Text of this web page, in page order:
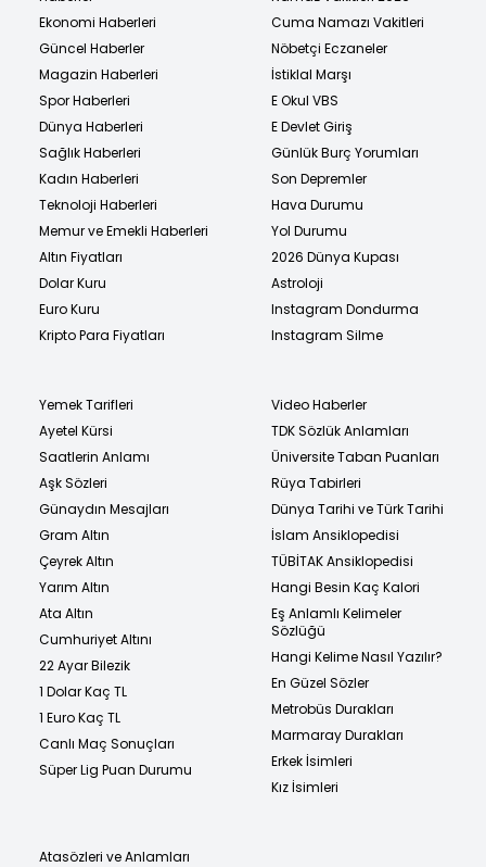
Ekonomi Haberleri
Güncel Haberler
Magazin Haberleri
Spor Haberleri
Dünya Haberleri
Sağlık Haberleri
Kadın Haberleri
Teknoloji Haberleri
Memur ve Emekli Haberleri
Altın Fiyatları
Dolar Kuru
Euro Kuru
Kripto Para Fiyatları
Cuma Namazı Vakitleri
Nöbetçi Eczaneler
İstiklal Marşı
E Okul VBS
E Devlet Giriş
Günlük Burç Yorumları
Son Depremler
Hava Durumu
Yol Durumu
2026 Dünya Kupası
Astroloji
Instagram Dondurma
Instagram Silme
Yemek Tarifleri
Ayetel Kürsi
Saatlerin Anlamı
Aşk Sözleri
Günaydın Mesajları
Gram Altın
Çeyrek Altın
Yarım Altın
Ata Altın
Cumhuriyet Altını
22 Ayar Bilezik
1 Dolar Kaç TL
1 Euro Kaç TL
Canlı Maç Sonuçları
Süper Lig Puan Durumu
Video Haberler
TDK Sözlük Anlamları
Üniversite Taban Puanları
Rüya Tabirleri
Dünya Tarihi ve Türk Tarihi
İslam Ansiklopedisi
TÜBİTAK Ansiklopedisi
Hangi Besin Kaç Kalori
Eş Anlamlı Kelimeler
Sözlüğü
Hangi Kelime Nasıl Yazılır?
En Güzel Sözler
Metrobüs Durakları
Marmaray Durakları
Erkek İsimleri
Kız İsimleri
Atasözleri ve Anlamları